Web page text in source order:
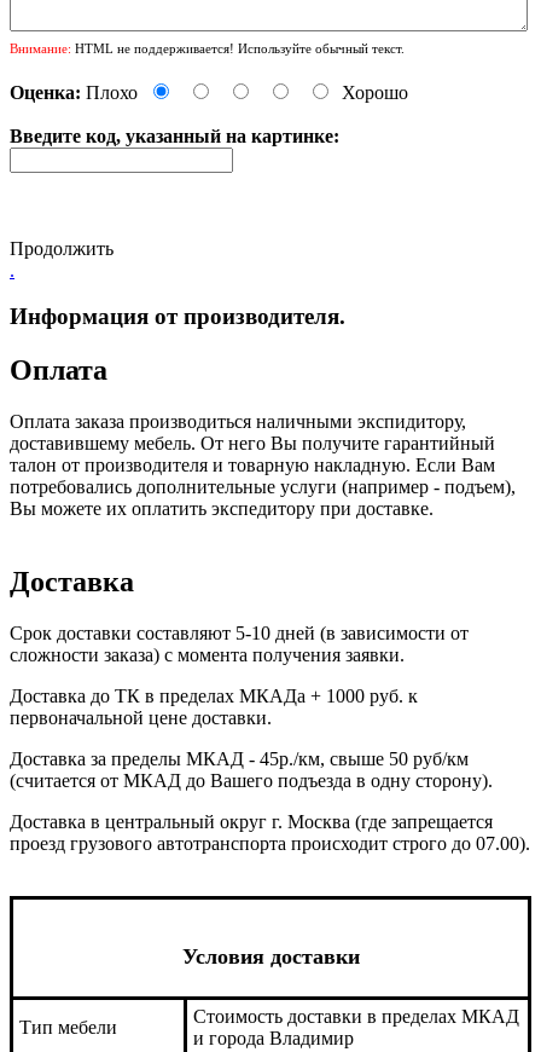
Внимание: HTML не поддерживается! Используйте обычный текст.
Оценка: Плохо Хорошо
Введите код, указанный на картинке:
Продолжить
.
Информация от производителя.
Оплата
Оплата заказа производиться наличными экспидитору,
доставившему мебель. От него Вы получите гарантийный
талон от производителя и товарную накладную. Если Вам
потребовались дополнительные услуги (например - подъем),
Вы можете их оплатить экспедитору при доставке.
Доставка
Срок доставки составляют 5-10 дней (в зависимости от
сложности заказа) с момента получения заявки.
Доставка до ТК в пределах МКАДа + 1000 руб. к
первоначальной цене доставки.
Доставка за пределы МКАД - 45р./км, свыше 50 руб/км
(считается от МКАД до Вашего подъезда в одну сторону).
Доставка в центральный округ г. Москва (где запрещается
проезд грузового автотранспорта происходит строго до 07.00).
Условия доставки
Тип мебели
Стоимость доставки в пределах МКАД
и города Владимир